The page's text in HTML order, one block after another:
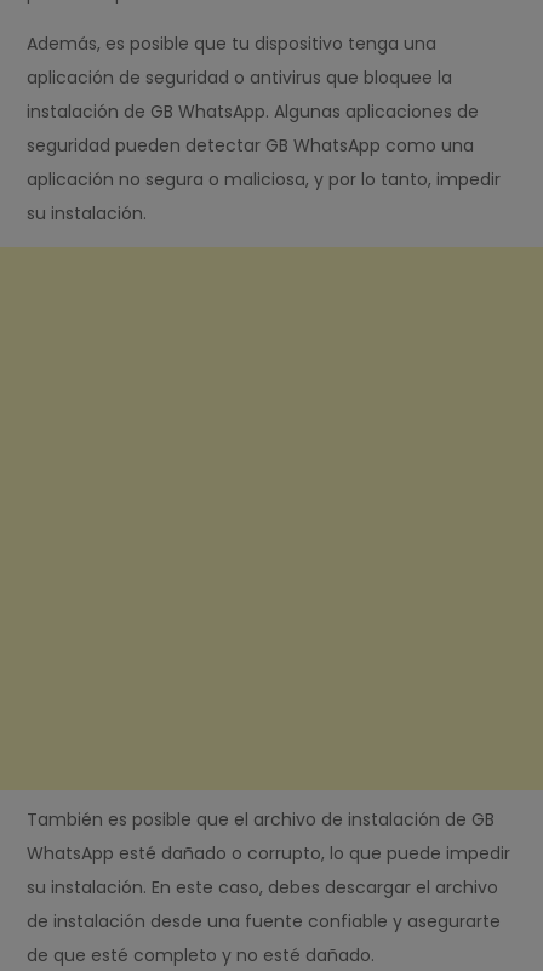
Además, es posible que tu dispositivo tenga una
aplicación de seguridad o antivirus que bloquee la
instalación de GB WhatsApp. Algunas aplicaciones de
seguridad pueden detectar GB WhatsApp como una
aplicación no segura o maliciosa, y por lo tanto, impedir
su instalación.
También es posible que el archivo de instalación de GB
WhatsApp esté dañado o corrupto, lo que puede impedir
su instalación. En este caso, debes descargar el archivo
de instalación desde una fuente confiable y asegurarte
de que esté completo y no esté dañado.